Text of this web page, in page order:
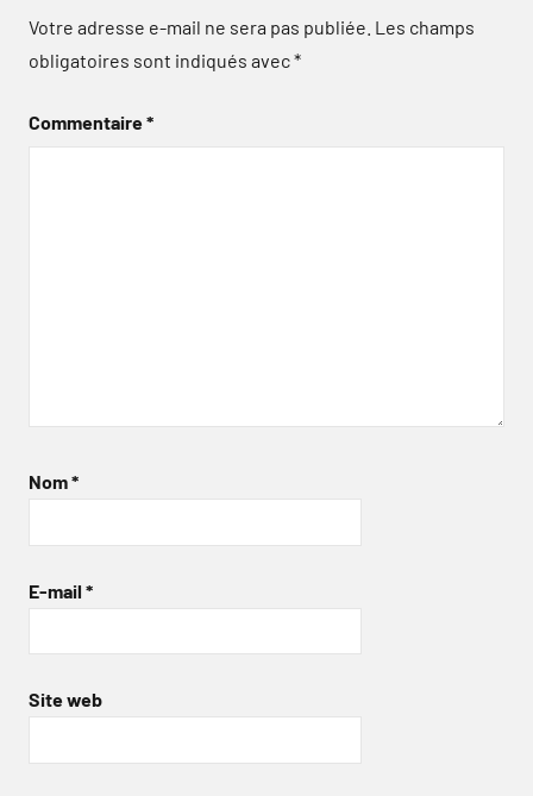
Votre adresse e-mail ne sera pas publiée. Les champs
obligatoires sont indiqués avec*
Commentaire*
Nom*
E-mail *
Site web